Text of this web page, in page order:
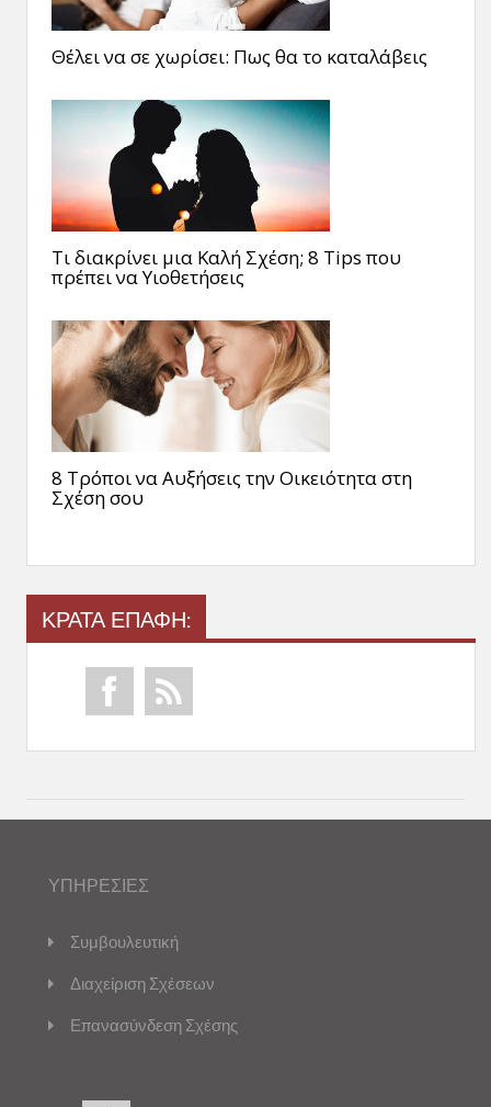
Θέλει να σε χωρίσει: Πως θα το καταλάβεις
Τι διακρίνει μια Καλή Σχέση; 8 Tips που
πρέπει να Υιοθετήσεις
8 Τρόποι να Αυξήσεις την Οικειότητα στη
Σχέση σου
ΚΡΑΤΑ ΕΠΑΦΗ:
ΥΠΗΡΕΣΙΕΣ
Συμβουλευτική
Διαχείριση Σχέσεων
Επανασύνδεση Σχέσης